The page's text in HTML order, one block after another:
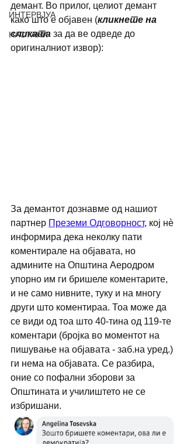
ИНТЕРВЈУА
НАСТАНИ
демант. Во прилог, целиот демант
како што е објавен (кликнете на
сликата за да ве одведе до
оригиналниот извор):
За демантот дознавме од нашиот
партнер Преземи Одговорност, кој нè
информира дека неколку пати
коментирале на објавата, но
админите на Општина Аеродром
упорно им ги бришеле коментарите,
и не само нивните, туку и на многу
други што коментираа. Тоа може да
се види од тоа што 40-тина од 119-те
коментари (бројка во моментот на
пишување на објавата - заб.на уред.)
ги нема на објавата. Се разбира,
оние со пофални зборови за
Општината и училиштето не се
избришани.